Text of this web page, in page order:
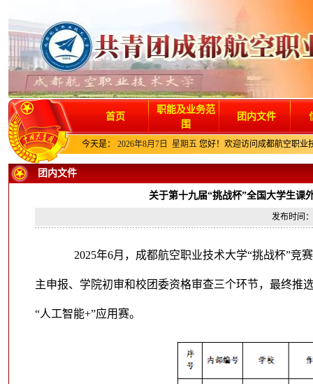
首页
职能及业务范
围
团内文件
今天是： 2026年8月7日 星期五 您好！欢迎访问成都航空职业
团内文件
关于第十九届“挑战杯”全国大学生课
发布时间
2025年6月，成都航空职业技术大学“挑战杯”竞
主申报、学院初审和校团委资格审查三个环节，最终推
“人工智能+”应用赛。